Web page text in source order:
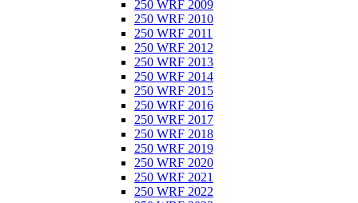
250 WRF 2009
250 WRF 2010
250 WRF 2011
250 WRF 2012
250 WRF 2013
250 WRF 2014
250 WRF 2015
250 WRF 2016
250 WRF 2017
250 WRF 2018
250 WRF 2019
250 WRF 2020
250 WRF 2021
250 WRF 2022